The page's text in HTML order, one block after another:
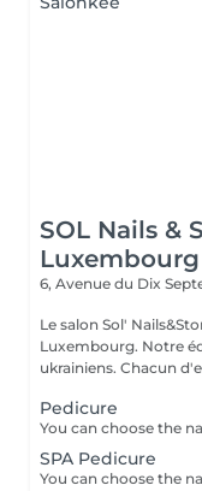
SOL Nails &
6, Avenue du Dix
Le salon Sol'
Luxembourg. Notre équipe est composée de PROspécialistes
ukrainiens. Chacun
Pedicure
SPA Pedicure